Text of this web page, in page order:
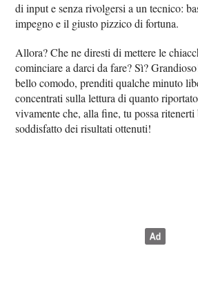
di input e senza rivolgersi a un tecnico:
impegno e il giusto pizzico di fortuna.
Allora? Che ne diresti di mettere le
cominciare a darci da fare? Sì?
bello comodo, prenditi qualche minuto
concentrati sulla lettura di quanto
vivamente che, alla fine, tu possa ritenerti
soddisfatto dei risultati ottenuti!